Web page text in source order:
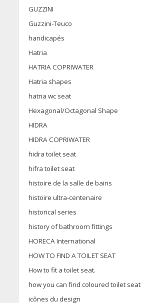
GUZZINI
Guzzini-Teuco
handicapés
Hatria
HATRIA COPRIWATER
Hatria shapes
hatria wc seat
Hexagonal/Octagonal Shape
HIDRA
HIDRA COPRIWATER
hidra toilet seat
hifra toilet seat
histoire de la salle de bains
histoire ultra-centenaire
historical series
history of bathroom fittings
HORECA International
HOW TO FIND A TOILET SEAT
How to fit a toilet seat.
how you can find coloured toilet seat
icônes du design